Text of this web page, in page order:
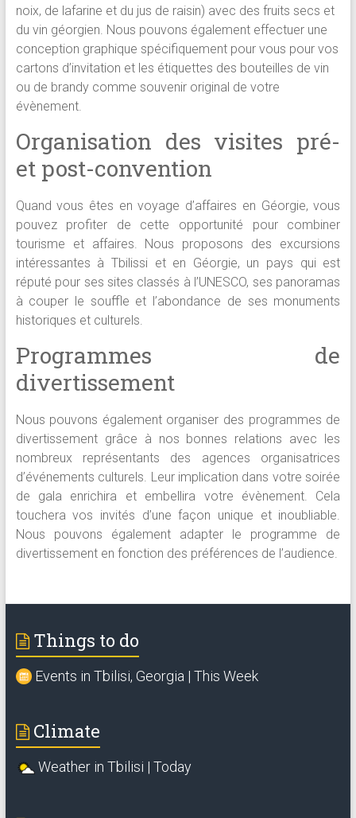
noix, de lafarine et du jus de raisin) avec des fruits secs et
du vin géorgien. Nous pouvons également effectuer une
conception graphique spécifiquement pour vous pour vos
cartons d’invitation et les étiquettes des bouteilles de vin
ou de brandy comme souvenir original de votre
évènement.
Organisation des visites pré-
et post-convention
Quand vous êtes en voyage d’affaires en Géorgie, vous
pouvez profiter de cette opportunité pour combiner
tourisme et affaires. Nous proposons des excursions
intéressantes à Tbilissi et en Géorgie, un pays qui est
réputé pour ses sites classés à l’UNESCO, ses panoramas
à couper le souffle et l’abondance de ses monuments
historiques et culturels.
Programmes de
divertissement
Nous pouvons également organiser des programmes de
divertissement grâce à nos bonnes relations avec les
nombreux représentants des agences organisatrices
d’événements culturels. Leur implication dans votre soirée
de gala enrichira et embellira votre évènement. Cela
touchera vos invités d’une façon unique et inoubliable.
Nous pouvons également adapter le programme de
divertissement en fonction des préférences de l’audience.
Things to do
Events in Tbilisi, Georgia | This Week
Climate
Weather in Tbilisi | Today